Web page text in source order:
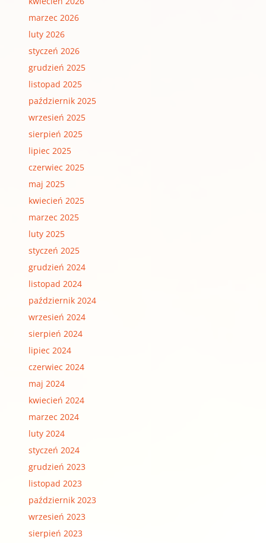
marzec 2026
luty 2026
styczeń 2026
grudzień 2025
listopad 2025
październik 2025
wrzesień 2025
sierpień 2025
lipiec 2025
czerwiec 2025
maj 2025
kwiecień 2025
marzec 2025
luty 2025
styczeń 2025
grudzień 2024
listopad 2024
październik 2024
wrzesień 2024
sierpień 2024
lipiec 2024
czerwiec 2024
maj 2024
kwiecień 2024
marzec 2024
luty 2024
styczeń 2024
grudzień 2023
listopad 2023
październik 2023
wrzesień 2023
sierpień 2023